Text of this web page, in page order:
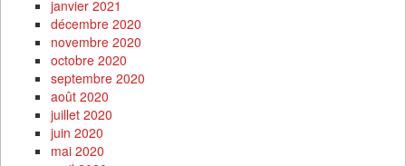
janvier 2021
décembre 2020
novembre 2020
octobre 2020
septembre 2020
août 2020
juillet 2020
juin 2020
mai 2020